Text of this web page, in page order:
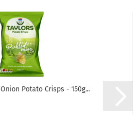
Potato Crisps - 150g...